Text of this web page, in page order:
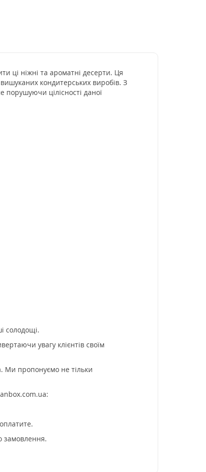
ці ніжні та ароматні десерти. Ця
кондитерських виробів. З
порушуючи цілісності даної
солодощі.
увагу клієнтів своїм
Ми пропонуємо не тільки
замовлення.